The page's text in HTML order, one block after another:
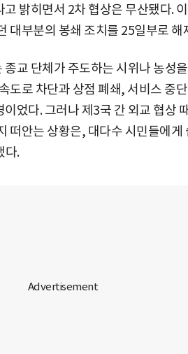
밝히면서 2차 협상은 무산됐다.
대부분의 봉쇄 조치를 25일부로 해
교 단체가 주도하는 시위나 농성
도로 차단과 상점 폐쇄, 서비스 중
었다. 그러나 제3국 간 외교 협상
떠안는 상황은, 대다수 시민들에게
다.